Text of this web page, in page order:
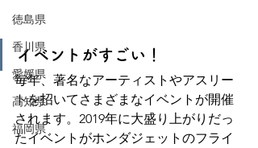
徳島県
香川県
愛媛県
高知県
福岡県
イベントがすごい！
毎年、著名なアーティストやアスリー
トを招いてさまざまなイベントが開催
されます。2019年に大盛り上がりだっ
たイベントがホンダジェットのフライ